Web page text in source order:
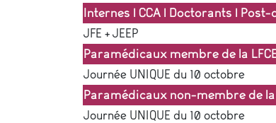
Internes | CCA | Doctorants |
JFE + JEEP
Paramédicaux membre de la
Journée UNIQUE du 10 octobre
Paramédicaux non-membre de la
Journée UNIQUE du 10 octobre